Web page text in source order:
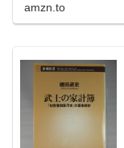
amzn.to